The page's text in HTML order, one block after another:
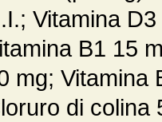
Vitamina
B1 15
mg; Vitamina
di colina